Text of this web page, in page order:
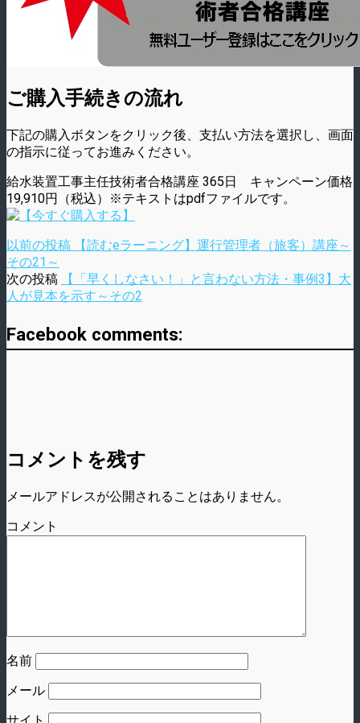
ご購入手続きの流れ
下記の購入ボタンをクリック後、支払い方法を選択し、画面
の指示に従ってお進みください。
給水装置工事主任技術者合格講座 365日 キャンペーン価格
19,910円（税込）※テキストはpdfファイルです。
以前の投稿
【読むeラーニング】運行管理者（旅客）講座～
その21～
次の投稿
【「早くしなさい！」と言わない方法・事例3】大
人が見本を示す～その2
Facebook comments:
コメントを残す
メールアドレスが公開されることはありません。
コメント
名前
メール
サイト